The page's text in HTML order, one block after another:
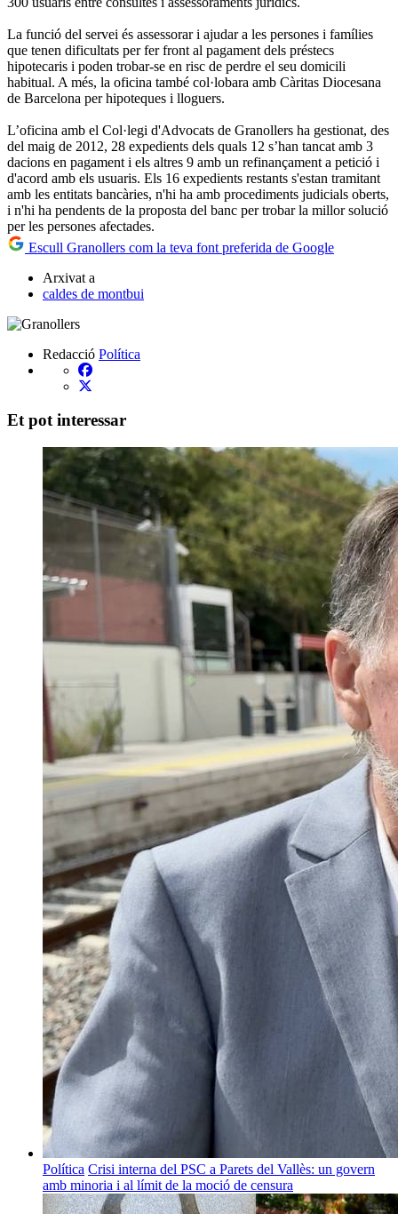
La funció del servei és assessorar i ajudar a les persones i famílies
que tenen dificultats per fer front al pagament dels préstecs
hipotecaris i poden trobar-se en risc de perdre el seu domicili
habitual. A més, la oficina també col·lobara amb Càritas Diocesana
de Barcelona per hipoteques i lloguers.
L’oficina amb el Col·legi d'Advocats de Granollers ha gestionat, des
del maig de 2012, 28 expedients dels quals 12 s’han tancat amb 3
dacions en pagament i els altres 9 amb un refinançament a petició i
d'acord amb els usuaris. Els 16 expedients restants s'estan tramitant
amb les entitats bancàries, n'hi ha amb procediments judicials oberts,
i n'hi ha pendents de la proposta del banc per trobar la millor solució
per les persones afectades.
Escull Granollers com la teva font preferida de Google
Arxivat a
caldes de montbui
Redacció Política
Et pot interessar
Política Crisi interna del PSC a Parets del Vallès: un govern
amb minoria i al límit de la moció de censura